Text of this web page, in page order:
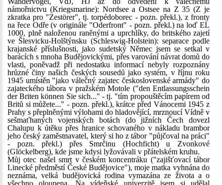
námořnictvu (Kriegsmarine): Nordsee a Ostsee na Z 35 (Z je
zkratka pro "Zestörer", tj. torpédoborec - pozn. překl.), z fronty
na řece Odře (v originále "Oderfront" - pozn. překl.) na loď EL
1000, plně naloženou raněnými a uprchlíky, do britského zajetí
ve Šlesvicku-Holštýnsku (Schleswig-Holstein): separace podle
krajanské příslušnosti, jako sudetský Němec jsem se setkal v
barácích s mnoha Budějovickými, přes varování návrat domů do
vlasti, poněvadž při nedostatku informací nebyly rozpoznány
hrůzné činy našich českých sousedů jako systém, v říjnu roku
1945 umístěn "jako válečný zajatec československé armády" do
zajateckého tábora v pražském Motole ("den Entlassungsschein
der Briten können Sie sich..." - tj. "tím propouštěcím papírem od
Britů si můžete..." - pozn. překl.), krátce před Vánocemi 1945 z
Prahy s přeplněnými výlohami do hladovějící, mrznoucí Vídně v
sešmaťhaných vojenských botách (do jižních Čech dovezl
Chalupu k útěku přes hranice schovaného v nákladu brambor
jeho český zaměstnavatel, který si ho z tábor "půjčoval na práci"
- pozn. překl.) přes Smrčinu (Hochficht) u Zvonkové
(Glöckelberg), kde jsme kdysi lyžovávali v přátelském kruhu.
Můj otec našel smrt v českém koncentráku ("zajišťovací tábor
Linecké předměstí České Budějovice"), moje matka vyhnána do
neznáma, velká budějovická rodina vymazána ze života a o
všechno oloupena. Na vídeňské univerzitě jsem si udělal